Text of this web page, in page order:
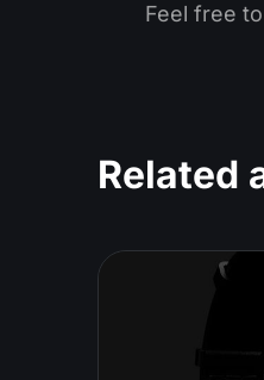
Feel free
Related